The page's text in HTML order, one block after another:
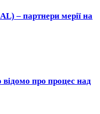
– партнери мерії на
про процес над